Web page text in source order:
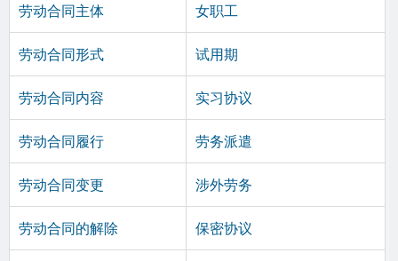
劳动合同主体 女职工
劳动合同形式 试用期
劳动合同内容 实习协议
劳动合同履行 劳务派遣
劳动合同变更 涉外劳务
劳动合同的解除 保密协议